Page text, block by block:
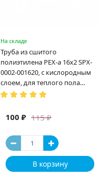
На складе
Труба из сшитого
полиэтилена PEX-a 16х2 SPX-
0002-001620, с кислородным
слоем, для теплого пола
(Испания)
115 ₽
100 ₽
В корзину